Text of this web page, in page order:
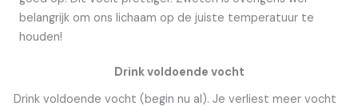
belangrijk om ons lichaam op de juiste temperatuur te
houden!
Drink voldoende vocht
Drink voldoende vocht (begin nu al). Je verliest meer vocht